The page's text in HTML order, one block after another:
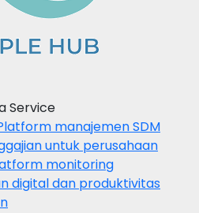
Service
manajemen SDM
untuk perusahaan
monitoring
digital dan produktivitas